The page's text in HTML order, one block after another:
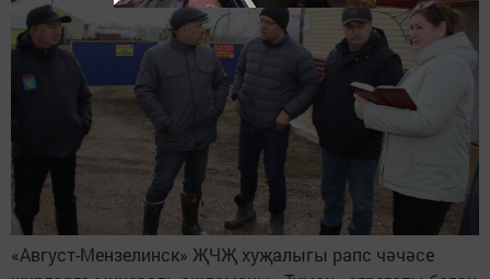
«Август-Мензелинск» ҖЧҖ хуҗалыгы рапс чәчәсе